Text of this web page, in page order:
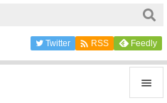

Twitter  RSS Feedly